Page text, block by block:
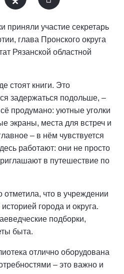
приняли участие секретарь
глава Пронского округа
Рязанской областной
стоят книги. Это
задержаться подольше, –
продумано: уютные уголки
экраны, места для встреч и
– в нём чувствуется
работают: они не просто
в путешествие по
что в учреждении
города и округа.
подборки,
быта.
отлично оборудована
– это важно и